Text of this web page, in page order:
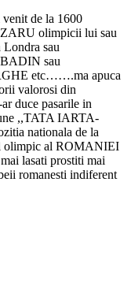
de la 1600
olimpicii lui sau
sau
sau
etc…….ma apuca
valorosi din
duce pasarile in
,,TATA IARTA-
nationala de la
olimpic al ROMANIEI
lasati prostiti mai
romanesti indiferent